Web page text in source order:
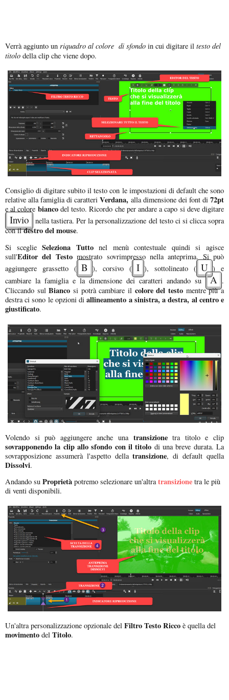
Verrà aggiunto un riquadro al colore di sfondo in cui digitare il testo del
titolo della clip che viene dopo.
Consiglio di digitare subito il testo con le impostazioni di default che sono
relative alla famiglia di caratteriVerdana, alla dimensione dei font di72pt
e al colore biancodel testo. Ricordo che per andare a capo si deve digitare
Invio
nella tastiera. Per la personalizzazione del testo ci si clicca sopra
con ildestro del mouse.
Si sceglieSeleziona Tuttonel menù contestuale quindi si agisce
sull'Editor del Testomostrato sovrimpresso nella anteprima. Si può
aggiungere grassetto ( B ), corsivo ( I ), sottolineato ( U ) e
cambiare la famiglia e la dimensione dei caratteri andando su A
.
Cliccando sulBianco si potrà cambiare il colore del testo mentre più a
destra ci sono le opzioni diallineamento a sinistra, a destra, al centro e
giustificato.
Volendo si può aggiungere anche unatransizionetra titolo e clip
sovrapponendo la clip allo sfondo con il titolo di una breve durata. La
sovrapposizione assumerà l'aspetto dellatransizione, di default quella
Dissolvi.
Andando su Proprietà potremo selezionare un'altra transizione tra le più
di venti disponibili.
Un'altra personalizzazione opzionale del Filtro Testo Ricco è quella del
movimento del Titolo.